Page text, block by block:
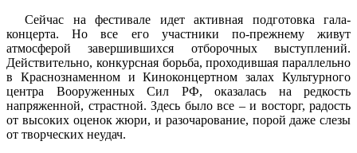
Сейчас на фестивале идет активная подготовка гала-
концерта. Но все его участники по-прежнему живут
атмосферой завершившихся отборочных выступлений.
Действительно, конкурсная борьба, проходившая параллельно
в Краснознаменном и Киноконцертном залах Культурного
центра Вооруженных Сил РФ, оказалась на редкость
напряженной, страстной. Здесь было все – и восторг, радость
от высоких оценок жюри, и разочарование, порой даже слезы
от творческих неудач.